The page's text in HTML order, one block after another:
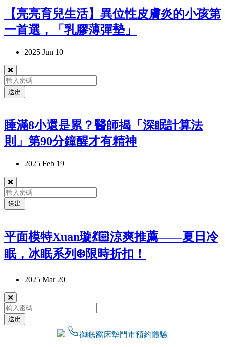
【亮亮育兒生活】異位性皮膚炎的小孩第
一首選，「乳膠薄彈墊」
2025 Jun 10
送出
睡滿8小還是累？醫師揭「深眠計算法
則」第90分鐘醒才有精神
2025 Feb 19
送出
平面模特Xuan璇💃🏻涼爽推薦——夏日冷
眠，冰眠系列❄️限時折扣！
2025 Mar 20
送出
御眠窩床墊門市預約體驗